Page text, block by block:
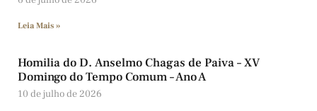
Leia Mais »
Homilia do D. Anselmo Chagas de Paiva – XV
Domingo do Tempo Comum – Ano A
10 de julho de 2026